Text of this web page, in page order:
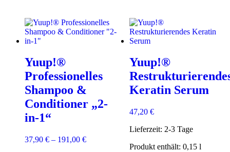
auf.
Die
der
Produktseite
werden
auf.
der
Yuup!®
Professionelles
Shampoo &
Conditioner „2-
in-1“
37,90 € – 191,00 €
Yuup!®
Keratin Serum
47,20 €
Lieferzeit: 2-3 Tage
Produkt enthält: 0,15 l